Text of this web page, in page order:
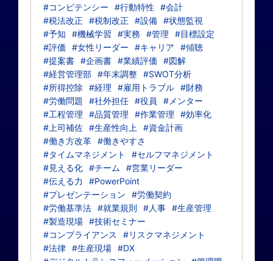
#コンピテンシー
#行動特性
#会計
#税法改正
#税制改正 #設備 #状態監視
#予知
#機械学習 #実務 #管理
#目標設定
#評価
#女性リーダー #キャリア
#傾聴
#提案書 #企画書 #業績評価
#図解
#経営管理部 #年末調整 #SWOT分析
#所得控除
#経理 #雇用トラブル #財務
#労働問題
#社外担任 #役員
#メンター
#工程管理
#品質管理 #作業管理
#効率化
#上司補佐 #生産性向上
#資金計画
#働き方改革 #働きやすさ
#タイムマネジメント
#セルフマネジメント
#見える化 #チーム
#営業リーダー
#伝える力
#PowerPoint
#プレゼンテーション
#労働契約
#労働基準法 #就業規則 #人事 #生産管理
#製造現場 #技術セミナー
#コンプライアンス
#リスクマネジメント
#法律 #生産現場 #DX